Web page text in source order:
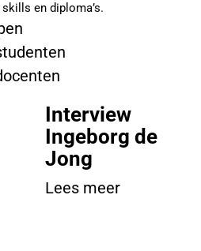
en diploma’s.
Interview
Ingeborg de
Jong
Lees meer